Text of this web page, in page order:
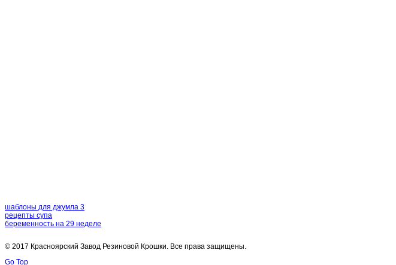
шаблоны для джумла 3
рецепты супа
беременность на 29 неделе
© 2017 Красноярский Завод Резиновой Крошки. Все права защищены.
Go Top